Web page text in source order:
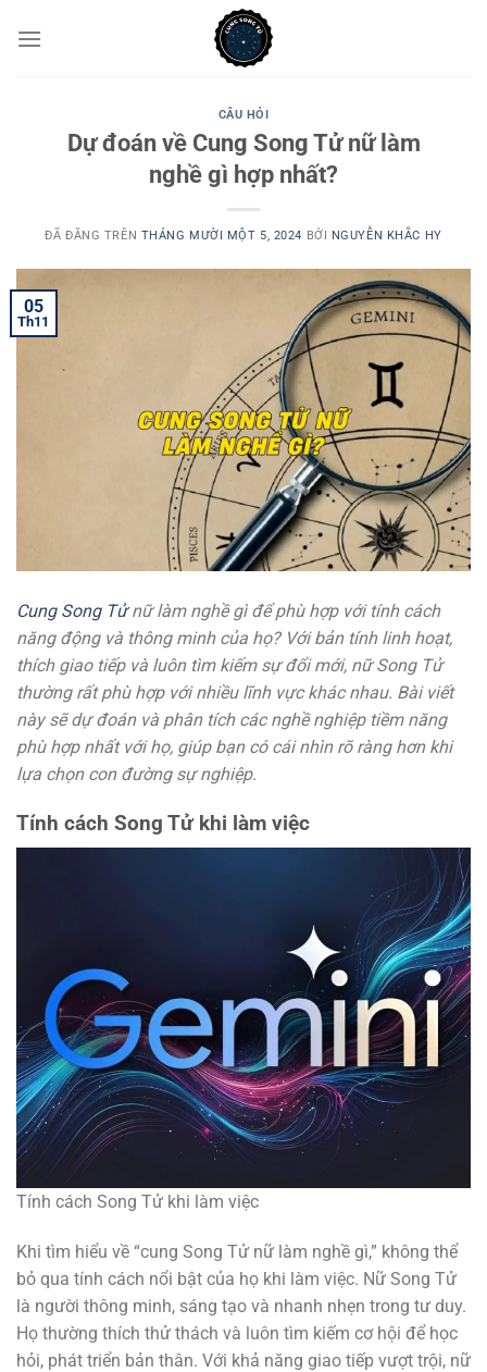
đến
CÂU HỎI
Dự đoán về Cung Song Tử nữ làm
nghề gì hợp nhất?
ĐÃ ĐĂNG TRÊN THÁNG MƯỜI MỘT 5, 2024 BỞI NGUYỄN KHẮC HY
05
Th11
Cung Song Tửnữ làm nghề gì để phù hợp với tính cách
năng động và thông minh của họ? Với bản tính linh hoạt,
thích giao tiếp và luôn tìm kiếm sự đổi mới, nữ Song Tử
thường rất phù hợp với nhiều lĩnh vực khác nhau. Bài viết
này sẽ dự đoán và phân tích các nghề nghiệp tiềm năng
phù hợp nhất với họ, giúp bạn có cái nhìn rõ ràng hơn khi
lựa chọn con đường sự nghiệp.
Tính cách Song Tử khi làm việc
Tính cách Song Tử khi làm việc
Khi tìm hiểu về “cung Song Tử nữ làm nghề gì,” không thể
bỏ qua tính cách nổi bật của họ khi làm việc. Nữ Song Tử
là người thông minh, sáng tạo và nhanh nhẹn trong tư duy.
Họ thường thích thử thách và luôn tìm kiếm cơ hội để học
hỏi, phát triển bản thân. Với khả năng giao tiếp vượt trội, nữ